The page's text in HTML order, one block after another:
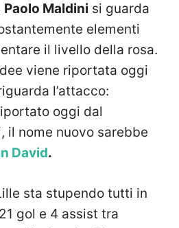
Paolo Maldini si guarda
elementi
il livello della rosa.
viene riportata oggi
l’attacco:
oggi dal
il nome nuovo sarebbe
David.
sta stupendo tutti in
gol e 4 assist tra